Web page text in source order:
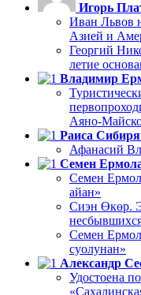
Игорь
Иван Львов
Азией и
Георгий
летие
Владимир
Аяно-
Раиса
Афанасий
Семен
Семен
айан»
Сиэн Өкөр.
Семен
суолунан»
Александр
Удостоена